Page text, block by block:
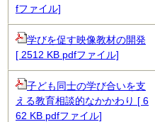
fファイル]
学びを促す映像教材の開発
[ 2512 KB pdfファイル]
子ども同士の学び合いを支
える教育相談的なかかわり [ 6
62 KB pdfファイル]